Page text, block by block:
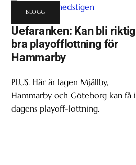
BLOGG
Uefaranken: Kan bli
bra playofflottning för
Hammarby
PLUS. Här är lagen Mjällby,
Hammarby och Göteborg kan få i
dagens playoff-lottning.